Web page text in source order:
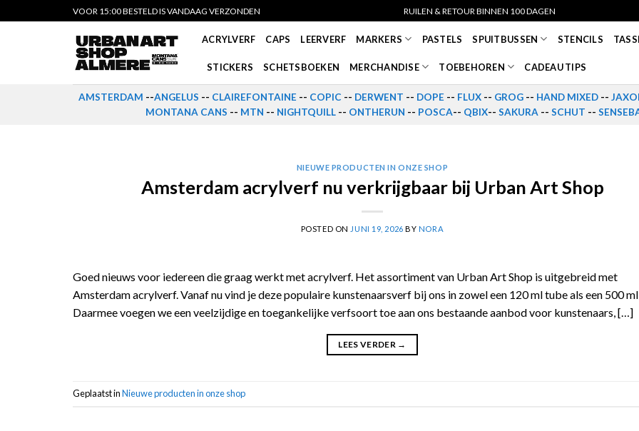
to
VOOR 15:00 BESTELD IS VANDAAG VERZONDEN RUILEN & RETOUR BINNEN 100 DAGEN
ACRYLVERF CAPS LEERVERF MARKERS PASTELS SPUITBUSSEN STENCILS
STICKERS SCHETSBOEKEN MERCHANDISE TOEBEHOREN CADEAU TIPS
AMSTERDAM --ANGELUS -- CLAIREFONTAINE -- COPIC -- DERWENT -- DOPE -- FLUX -- GROG -- HAND MIXED --
MONTANA CANS -- MTN -- NIGHTQUILL -- ONTHERUN -- POSCA-- QBIX-- SAKURA -- SCHUT --
NIEUWE PRODUCTEN IN ONZE SHOP
Amsterdam acrylverf nu verkrijgbaar bij Urban Art Shop
POSTED ON JUNI 19, 2026 BY NORA
Goed nieuws voor iedereen die graag werkt met acrylverf. Het assortiment van Urban Art Shop is uitgebreid met
Amsterdam acrylverf. Vanaf nu vind je deze populaire kunstenaarsverf bij ons in zowel een 120 ml tube als een 500
Daarmee voegen we een veelzijdige en toegankelijke verfsoort toe aan ons bestaande aanbod voor kunstenaars, […]
LEES VERDER →
Geplaatst inNieuwe producten in onze shop